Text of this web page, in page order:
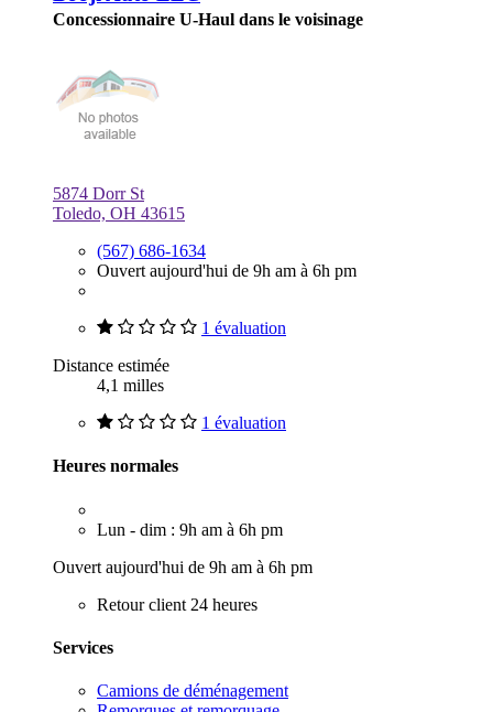
Concessionnaire U-Haul dans le voisinage
5874 Dorr St
Toledo, OH 43615
(567) 686-1634
Ouvert aujourd'hui de 9h am à 6h pm
1 évaluation
Distance estimée
4,1 milles
1 évaluation
Heures normales
Lun - dim : 9h am à 6h pm
Ouvert aujourd'hui de 9h am à 6h pm
Retour client 24 heures
Services
Camions de déménagement